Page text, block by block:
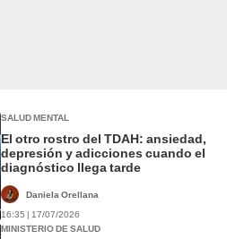
SALUD MENTAL
El otro rostro del TDAH: ansiedad,
depresión y adicciones cuando el
diagnóstico llega tarde
Daniela Orellana
16:35 | 17/07/2026
MINISTERIO DE SALUD